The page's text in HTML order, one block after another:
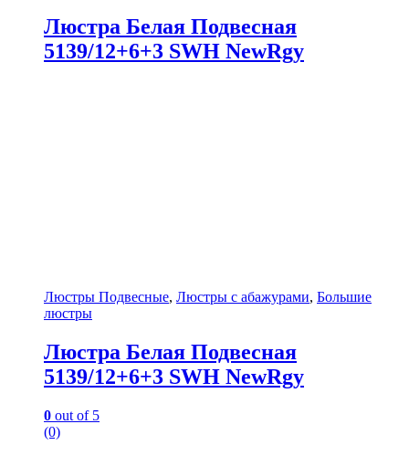
Люстра Белая Подвесная
5139/12+6+3 SWH NewRgy
Люстры Подвесные, Люстры с абажурами, Большие
люстры
Люстра Белая Подвесная
5139/12+6+3 SWH NewRgy
0 out of 5
(0)